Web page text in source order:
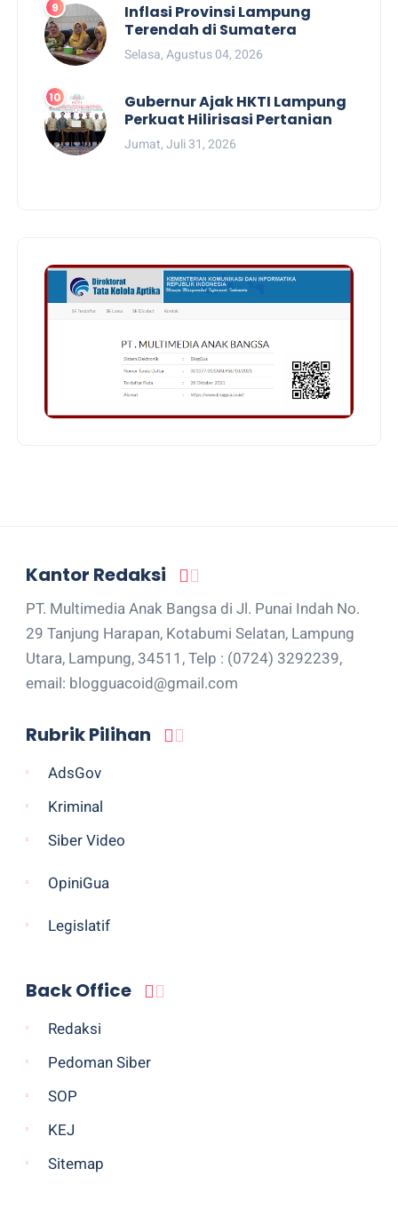
Inflasi Provinsi Lampung
Terendah di Sumatera
Selasa, Agustus 04, 2026
Gubernur Ajak HKTI Lampung
Perkuat Hilirisasi Pertanian
Jumat, Juli 31, 2026
Kantor Redaksi
PT. Multimedia Anak Bangsa di Jl. Punai Indah No.
29 Tanjung Harapan, Kotabumi Selatan, Lampung
Utara, Lampung, 34511, Telp : (0724) 3292239,
email: blogguacoid@gmail.com
Rubrik Pilihan
AdsGov
Kriminal
Siber Video
OpiniGua
Legislatif
Back Office
Redaksi
Pedoman Siber
SOP
KEJ
Sitemap